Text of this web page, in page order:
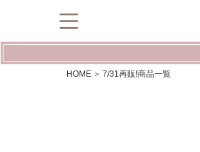
HOME 7/31再販!商品一覧